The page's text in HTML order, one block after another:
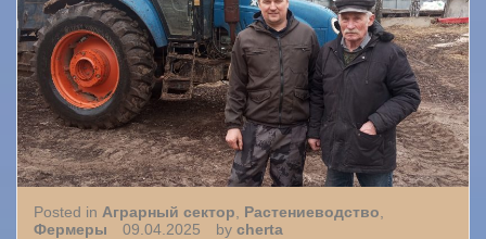
Posted in Аграрный сектор Растениеводство
Фермеры
09.04.2025 by cherta